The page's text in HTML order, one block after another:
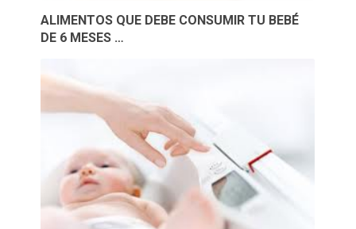
ALIMENTOS QUE DEBE CONSUMIR TU BEBÉ
DE 6 MESES …